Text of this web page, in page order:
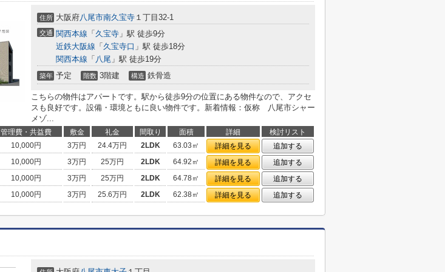
住所 大阪府八尾市南久宝寺 １丁目32-1
交通 関西本線 「 久宝寺 」駅 徒歩9分
近鉄大阪線 「 久宝寺口 」駅 徒歩18分
関西本線 「 八尾 」駅 徒歩19分
築年 予定 階数 3階建 構造 鉄骨造
こちらの物件はアパートです。駅から徒歩9分の位置にある物件なので、アクセ
スも良好です。設備・環境ともに良い物件です。新着情報：仮称 八尾市シャー
メゾ...
管理費・共益費 敷金 礼金 間取り 面積 詳細
検討リスト
10,000円 3万円 24.4万円 2LDK 63.03㎡ 詳細を見る
追加する
10,000円 3万円 25万円 2LDK 64.92㎡ 詳細を見る
追加する
10,000円 3万円 25万円 2LDK 64.78㎡ 詳細を見る
追加する
10,000円 3万円 25.6万円 2LDK 62.38㎡ 詳細を見る 追加する